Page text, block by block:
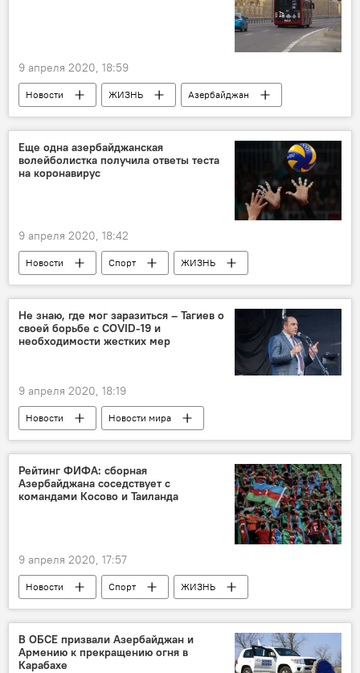
9 апреля 2020, 18:59
Новости ЖИЗНЬ
Азербайджан
Бакинское транспортное агентство (БТА)
карантин
Еще одна азербайджанская
волейболистка получила ответы теста
на коронавирус
9 апреля 2020, 18:42
Новости Спорт
ЖИЗНЬ
Азербайджан
карантин
Не знаю, где мог заразиться – Тагиев о
своей борьбе с COVID-19 и
необходимости жестких мер
9 апреля 2020, 18:19
Новости
Новости мира
Азербайджан
ЖИЗНЬ
Здоровье
карантин
Заражение
Коронавирус
Украина
Диаспора Ровшан Тагиев
Рейтинг ФИФА: сборная
Азербайджана соседствует с
командами Косово и Таиланда
9 апреля 2020, 17:57
Новости Спорт
ЖИЗНЬ
Азербайджан
ФИФА
рейтинг
Сборная Азербайджана по футболу
В ОБСЕ призвали Азербайджан и
Армению к прекращению огня в
Карабахе